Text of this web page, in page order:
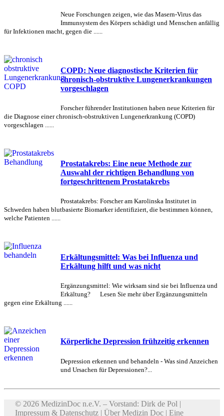
Neue Forschungen zeigen, wie das Masern-Virus das
Immunsystem des Körpers schädigt und Menschen anfällig
für Infektionen macht, gegen die ......
COPD: Neue diagnostische Kriterien für
chronisch-obstruktive Lungenerkrankungen
vorgeschlagen
Forscher führender Institutionen haben neue Kriterien für
die Diagnose einer chronisch-obstruktiven Lungenerkrankung (COPD)
vorgeschlagen ......
Prostatakrebs: Eine neue Methode zur
Auswahl der richtigen Behandlung von
fortgeschrittenem Prostatakrebs
Prostatakrebs: Forscher am Karolinska Institutet in
Schweden haben blutbasierte Biomarker identifiziert, die bestimmen können,
welche Patienten ......
Erkältungsmittel: Was bei Influenza und
Erkältung hilft und was nicht
Ergänzungsmittel: Wie wirksam sind sie bei Influenza und
Erkältung? Lesen Sie mehr über Ergänzungsmitteln
gegen eine Erkältung ......
Körperliche Depression frühzeitig erkennen
Depression erkennen und behandeln - Was sind Anzeichen
und Ursachen für Depressionen?...
© 2026 MedizinDoc n.e.V. – Vorstand: Dirk de Pol |
Impressum & Datenschutz | Über Medizin Doc | Eine